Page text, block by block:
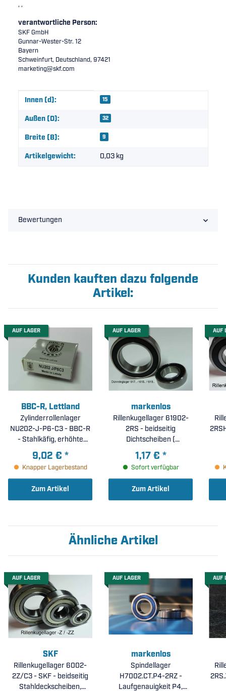
, ,
verantwortliche Person:
SKF GmbH
Gunnar-Wester-Str. 12
Bayern
Schweinfurt, Deutschland, 97421
marketing@skf.com
Produkteigenschaft
Wert
Innen (d): 15
Außen (D): 32
Breite (B): 9
Artikelgewicht: 0,03 kg
Bewertungen
Kunden kauften dazu folgende
Artikel:
AUF LAGER
BBC-R, Lettland
Zylinderrollenlager
NU202-J-P6-C3 - BBC-R
- Stahlkäfig, erhöhte
Laufgenauigkeit, erhöhte
radiale Lagerluft (
15x35x11mm )
9,02 € *
Knapper Lagerbestand
Zum Artikel
AUF LAGER
markenlos
Rillenkugellager 61902-
2RS - beidseitig
Dichtscheiben (
15x28x7mm )
1,17 € *
Sofort verfügbar
Zum Artikel
AUF
2RSH -
Ähnliche Artikel
AUF LAGER
SKF
Rillenkugellager 6002-
2Z/C3 - SKF - beidseitig
Stahldeckscheiben,
AUF LAGER
markenlos
Spindellager
H7002.CT.P4-2RZ -
Laufgenauigkeit P4,
AUF